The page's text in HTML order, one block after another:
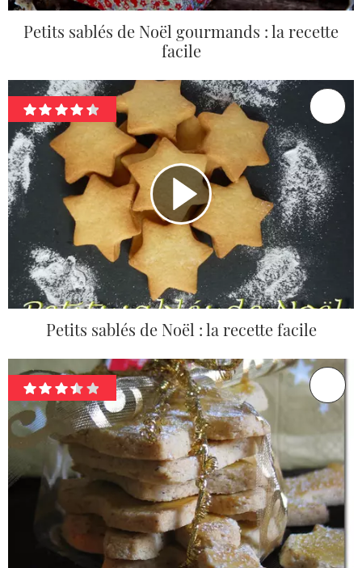
Petits sablés de Noël gourmands : la recette
facile
Petits sablés de Noël : la recette facile